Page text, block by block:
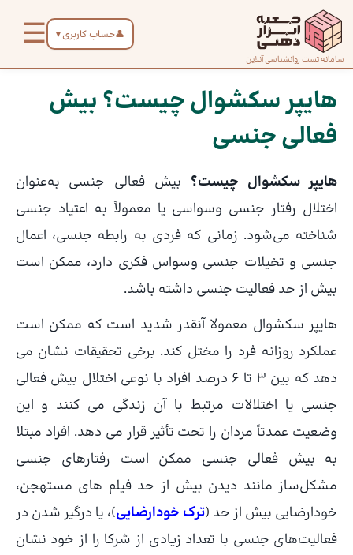
محتوا
سامانه تست روانشناسی آنلاین
👤حساب کاربری ▼
☰
صفحه
درباره
تماس
با ما
دسته‌بندی
تست‌ها
هایپر سکشوال چیست؟ بیش
فعالی جنسی
هایپر سکشوال چیست؟ بیش فعالی جنسی به‌عنوان
اختلال رفتار جنسی وسواسی یا معمولاً به اعتیاد جنسی
شناخته می‌شود. زمانی که فردی به رابطه جنسی، اعمال
جنسی و تخیلات جنسی وسواس فکری دارد، ممکن است
بیش از حد فعالیت جنسی داشته باشد.
هایپر سکشوال معمولا آنقدر شدید است که ممکن است
عملکرد روزانه فرد را مختل کند. برخی تحقیقات نشان می
دهد که بین 3 تا 6 درصد افراد با نوعی اختلال بیش فعالی
جنسی یا اختلالات مرتبط با آن زندگی می کنند و این
وضعیت عمدتاً مردان را تحت تأثیر قرار می دهد. افراد مبتلا
به بیش فعالی جنسی ممکن است رفتارهای جنسی
مشکل‌ساز مانند دیدن بیش از حد فیلم های مستهجن،
خودارضایی بیش از حد (ترک خودارضایی)، یا درگیر شدن در
فعالیت‌های جنسی با تعداد زیادی از شرکا را از خود نشان
پیمایش
نوشته